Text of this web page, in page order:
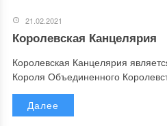
21.02.2021
Королевская Канцелярия
Королевская Канцелярия
Короля Объединенного
Далее